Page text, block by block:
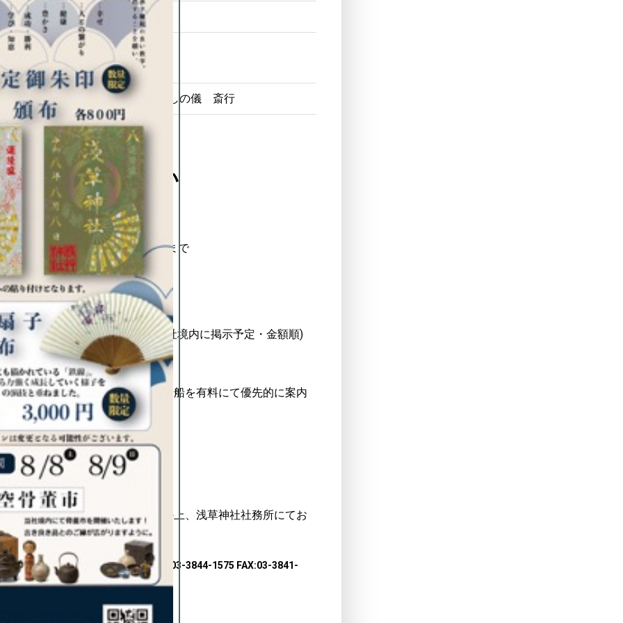
午後5時45分 宮入り
帰還祭 斎行
庫入れ
午後7時 宮神輿神霊返しの儀 斎行
賛金勧募のお願い
募期間】
和6年10月より令和10年3月末日まで
賛金額 一口 壱萬円
協賛を頂いた方】
渡御斎行銘板への銘記(浅草神社境内に掲示予定・金額順)
渡御特別記念品の贈呈
渡御斎行記録映像(DVD)の進呈
渡御斎行時の観覧用船舶への乗船を有料にて優先的に案内
します。
募方法】
ご来社にてお申し込み
定の「協賛金申込書」をご持参の上、浅草神社社務所にてお
し込みください。
草神社 東京都台東区浅草2-3-1 TEL:03-3844-1575 FAX:03-3841-
銀行口座による振り込み